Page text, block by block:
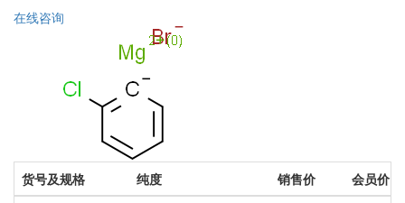
在线咨询
货号及规格 纯度 销售价 会员价